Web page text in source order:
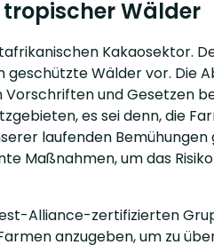
Wälder
Kakaosektor.
Wälder vor. Die
und Gesetzen
es sei denn, die
laufenden
Maßnahmen, um das
Alliance-zertifizierten
anzugeben, um zu